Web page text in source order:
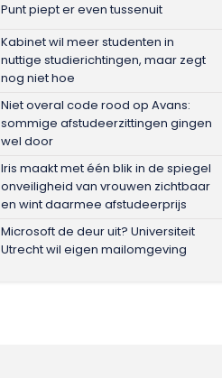
Punt piept er even tussenuit
Kabinet wil meer studenten in
nuttige studierichtingen, maar zegt
nog niet hoe
Niet overal code rood op Avans:
sommige afstudeerzittingen gingen
wel door
Iris maakt met één blik in de spiegel
onveiligheid van vrouwen zichtbaar
en wint daarmee afstudeerprijs
Microsoft de deur uit? Universiteit
Utrecht wil eigen mailomgeving